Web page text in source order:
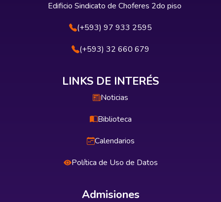
Edificio Sindicato de Choferes 2do piso
(+593) 97 933 2595
(+593) 32 660 679
LINKS DE INTERÉS
Noticias
Biblioteca
Calendarios
Política de Uso de Datos
Admisiones